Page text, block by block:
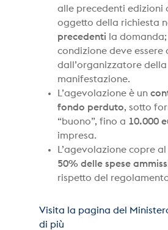
alle precedenti edizioni
oggetto della richiesta
precedenti la
condizione deve essere
dall’organizzatore della
manifestazione.
L’agevolazione è un
fondo perduto, sotto
“buono”, fino a 10.000
impresa.
L’agevolazione copre
50% delle spese
rispetto del
Visita la pagina del
di più